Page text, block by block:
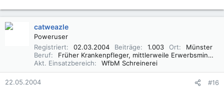
catweazle
Poweruser
Registriert
02.03.2004 Beiträge 1.003 Ort
Münster
Beruf
Früher Krankenpfleger, mittlerweile Erwerbsminderungsrentner
Akt. Einsatzbereich
WfbM Schreinerei
22.05.2004 #16